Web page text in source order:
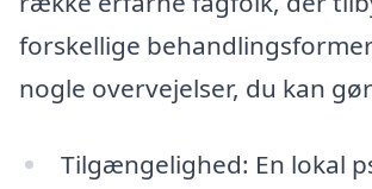
forskellige
nogle overvejelser, du kan
Tilgængelighed: En lokal